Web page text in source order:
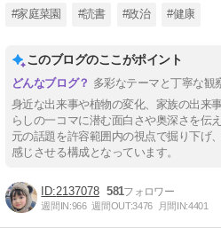
#家庭菜園 #読書 #政治 #健康
このブログのここがポイント
多彩なテーマと丁寧な観
身近な出来事や植物の変化、家族の出来
らしの一コマに潜む面白さや奥深さを伝
元の話題を許容範囲内の視点で掘り下げ
感じさせる構成となっています。
2137078 581
週間IN:966 週間OUT:3476 月間IN:4401